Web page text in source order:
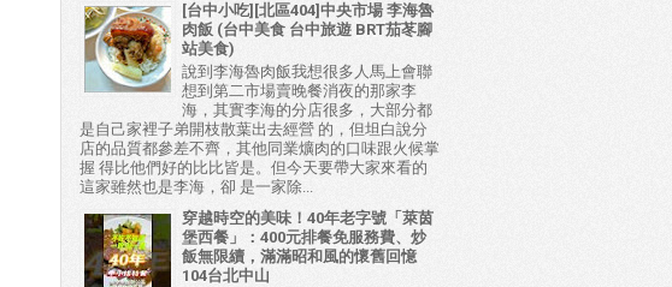
[台中小吃][北區404]中央市場 李海魯
肉飯 (台中美食 台中旅遊 BRT茄苳腳
站美食)
說到李海魯肉飯我想很多人馬上會聯
想到第二市場賣晚餐消夜的那家李
海，其實李海的分店很多，大部分都
是自己家裡子弟開枝散葉出去經營 的，但坦白說分
店的品質都參差不齊，其他同業爌肉的口味跟火候掌
握 得比他們好的比比皆是。但今天要帶大家來看的
這家雖然也是李海，卻 是一家除...
穿越時空的美味！40年老字號「萊茵
堡西餐」：400元排餐免服務費、炒
飯無限續，滿滿昭和風的懷舊回憶
104台北中山